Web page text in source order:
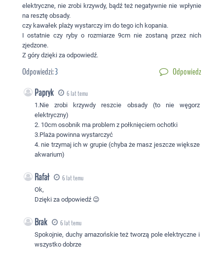
elektryczne, nie zrobi krzywdy, bądź też negatywnie nie wpłynie
na resztę obsady.
czy kawałek plaży wystarczy im do tego ich kopania.
I ostatnie czy ryby o rozmiarze 9cm nie zostaną przez nich
zjedzone.
Z góry dzięki za odpowiedź.
Odpowiedzi:3 Odpowiedz
Papryk 6 lat temu
1.Nie zrobi krzywdy reszcie obsady (to nie węgorz
elektryczny)
2. 10cm osobnik ma problem z połknięciem ochotki
3.Plaża powinna wystarczyć
4. nie trzymaj ich w grupie (chyba że masz jeszcze większe
akwarium)
Rafał 6 lat temu
Ok,
Dzięki za odpowiedź 😉
Brak 6 lat temu
Spokojnie, duchy amazońskie też tworzą pole elektryczne i
wszystko dobrze